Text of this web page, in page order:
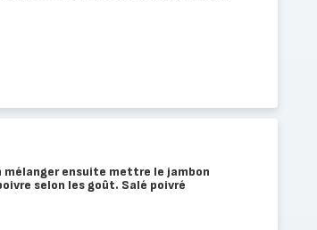
ensuite mettre le jambon
selon les goût. Salé poivré